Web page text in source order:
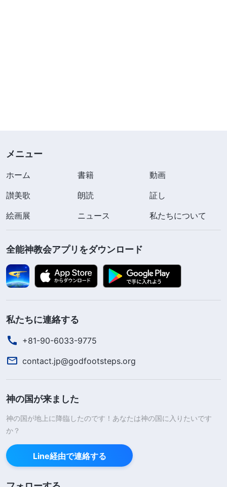
メニュー
ホーム 書籍
動画
讃美歌
朗読
証し
絵画展
ニュース 私たちについて
全能神教会アプリをダウンロード
私たちに連絡する
+81-90-6033-9775
contact.jp@godfootsteps.org
神の国が来ました
神の国が地上に降臨したのです！あなたは神の国に入りたいです
か？
Line経由で連絡する